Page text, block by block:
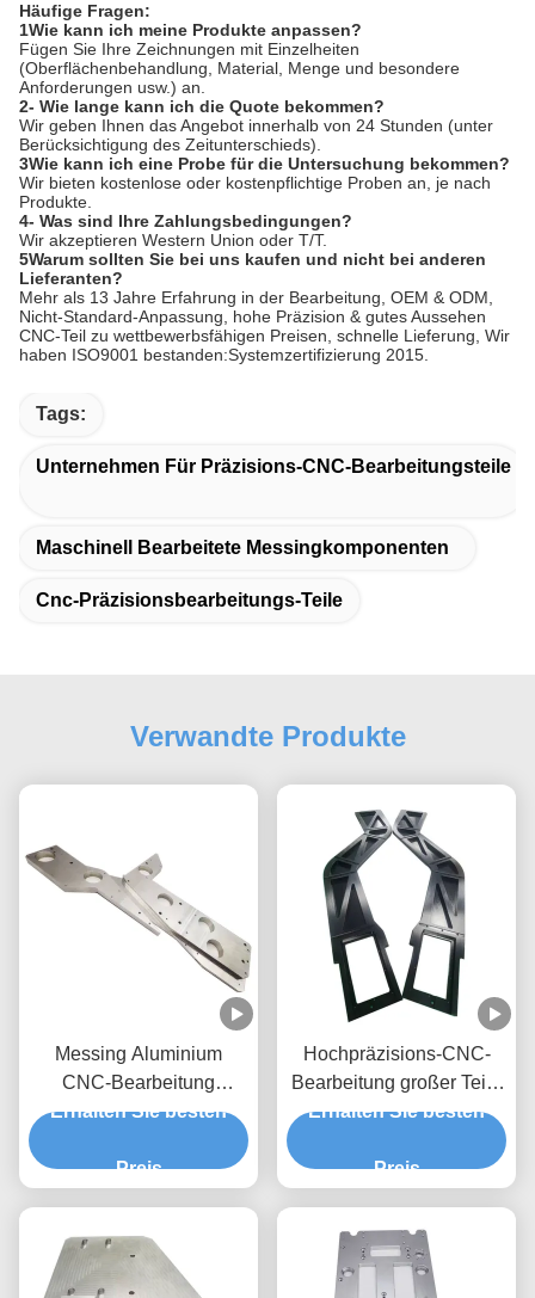
Häufige Fragen:
1Wie kann ich meine Produkte anpassen?
Fügen Sie Ihre Zeichnungen mit Einzelheiten
(Oberflächenbehandlung, Material, Menge und besondere
Anforderungen usw.) an.
2- Wie lange kann ich die Quote bekommen?
Wir geben Ihnen das Angebot innerhalb von 24 Stunden (unter
Berücksichtigung des Zeitunterschieds).
3Wie kann ich eine Probe für die Untersuchung bekommen?
Wir bieten kostenlose oder kostenpflichtige Proben an, je nach
Produkte.
4- Was sind Ihre Zahlungsbedingungen?
Wir akzeptieren Western Union oder T/T.
5Warum sollten Sie bei uns kaufen und nicht bei anderen
Lieferanten?
Mehr als 13 Jahre Erfahrung in der Bearbeitung, OEM & ODM,
Nicht-Standard-Anpassung, hohe Präzision & gutes Aussehen
CNC-Teil zu wettbewerbsfähigen Preisen, schnelle Lieferung, Wir
haben ISO9001 bestanden:Systemzertifizierung 2015.
Tags:
Unternehmen Für Präzisions-CNC-Bearbeitungsteile
Maschinell Bearbeitete Messingkomponenten
Cnc-Präzisionsbearbeitungs-Teile
Verwandte Produkte
Messing Aluminium
CNC-Bearbeitung
Großteile China Gießerei
Erhalten Sie besten
Preis
Hochpräzisions-CNC-
Bearbeitung großer Teile
Drehmaschinen-
Bearbeitete Bauteile
Erhalten Sie besten
Preis